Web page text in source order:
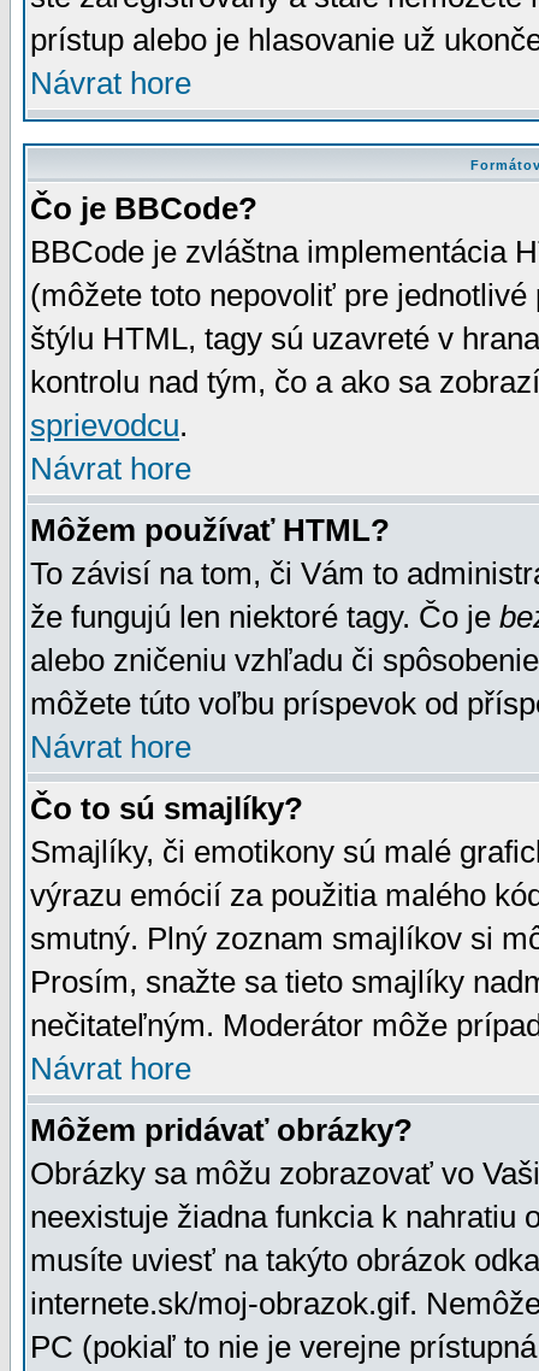
prístup alebo je hlasovanie už
Návrat hore
Čo je BBCode?
BBCode je zvláštna implementácia
(môžete toto nepovoliť pre
štýlu HTML, tagy sú uzavreté v
kontrolu nad tým, čo a ako sa
sprievodcu.
Návrat hore
Môžem používať HTML?
To závisí na tom, či Vám to
že fungujú len niektoré tagy. Čo je
alebo zničeniu vzhľadu či
môžete túto voľbu príspevok od
Návrat hore
Čo to sú smajlíky?
Smajlíky, či emotikony sú malé
výrazu emócií za použitia malého
smutný. Plný zoznam smajlíkov si
Prosím, snažte sa tieto smajlíky
nečitateľným. Moderátor môže
Návrat hore
Môžem pridávať obrázky?
Obrázky sa môžu zobrazovať vo
neexistuje žiadna funkcia k nahratiu
musíte uviesť na takýto obrázok
internete.sk/moj-obrazok.gif.
PC (pokiaľ to nie je verejne